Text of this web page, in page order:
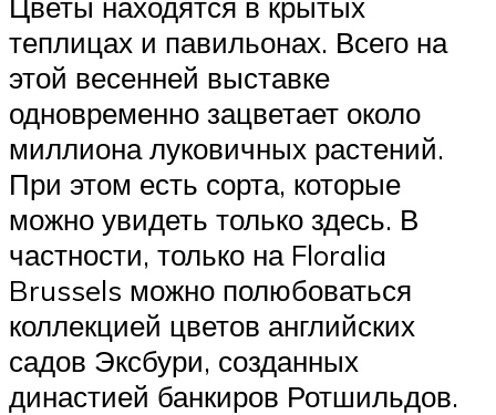
теплицах и павильонах. Всего на
этой весенней выставке
одновременно зацветает около
миллиона луковичных растений.
При этом есть сорта, которые
можно увидеть только здесь. В
частности, только на Floralia
Brussels можно полюбоваться
коллекцией цветов английских
садов Эксбури, созданных
династией банкиров Ротшильдов.